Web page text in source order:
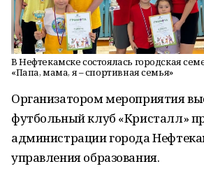
В Нефтекамске состоялась городская
«Папа, мама, я – спортивная семья»
Организатором мероприятия
футбольный клуб «Кристалл»
администрации города
управления образования.